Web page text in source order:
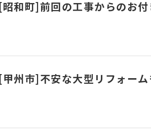
[昭和町]前回の工事からのお
[甲州市]不安な大型リフォー